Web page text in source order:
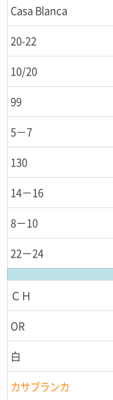
Casa Blanca
20-22
10/20
99
5－7
130
14－16
8－10
22－24
ＣＨ
OR
白
カサブランカ